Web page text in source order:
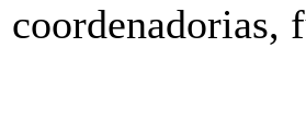
coordenadorias,